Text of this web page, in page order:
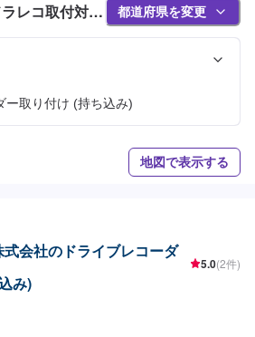
レコ取付対応
)
都道府県を変更
ー取り付け (持ち込み)
地図で表示する
式会社のドライブレコーダ
み)
5.0(2件)